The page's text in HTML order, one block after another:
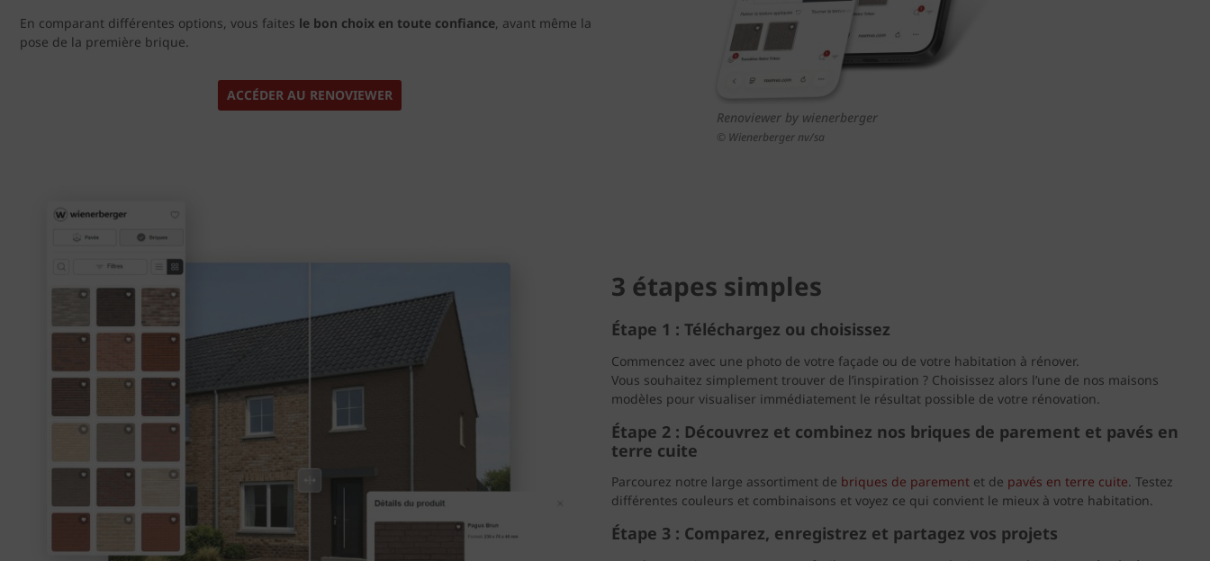
En comparant différentes options, vous faites le bon choix en toute confiance, avant même la
pose de la première brique.
ACCÉDER AU RENOVIEWER
Renoviewer by wienerberger
© Wienerberger nv/sa
3 étapes simples
Étape 1 : Téléchargez ou choisissez
Commencez avec une photo de votre façade ou de votre habitation à rénover.
Vous souhaitez simplement trouver de l’inspiration ? Choisissez alors l’une de nos maisons
modèles pour visualiser immédiatement le résultat possible de votre rénovation.
Étape 2 : Découvrez et combinez nos briques de parement et pavés en
terre cuite
Parcourez notre large assortiment de briques de parement et de pavés en terre cuite. Testez
différentes couleurs et combinaisons et voyez ce qui convient le mieux à votre habitation.
Étape 3 : Comparez, enregistrez et partagez vos projets